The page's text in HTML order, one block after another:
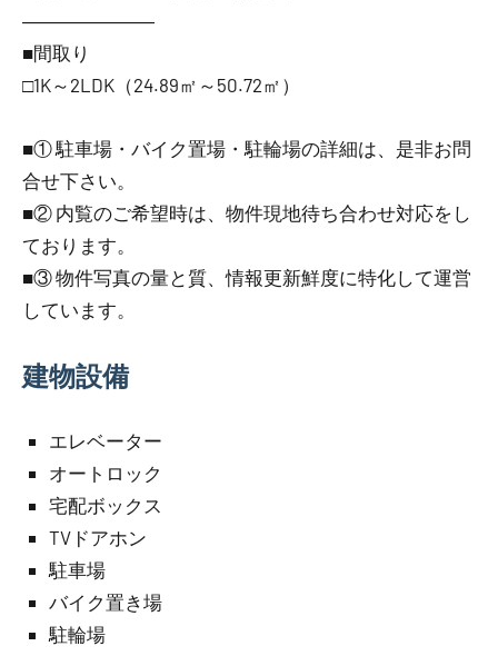
―――――――
■間取り
□1K～2LDK（24.89㎡～50.72㎡）
■① 駐車場・バイク置場・駐輪場の詳細は、是非お問
合せ下さい。
■② 内覧のご希望時は、物件現地待ち合わせ対応をし
ております。
■③ 物件写真の量と質、情報更新鮮度に特化して運営
しています。
建物設備
エレベーター
オートロック
宅配ボックス
TVドアホン
駐車場
バイク置き場
駐輪場